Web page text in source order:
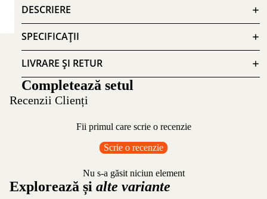
DESCRIERE
SPECIFICAȚII
LIVRARE ȘI RETUR
Completează setul
Recenzii Clienți
Fii primul care scrie o recenzie
Scrie o recenzie
Nu s-a găsit niciun element
Explorează și alte variante